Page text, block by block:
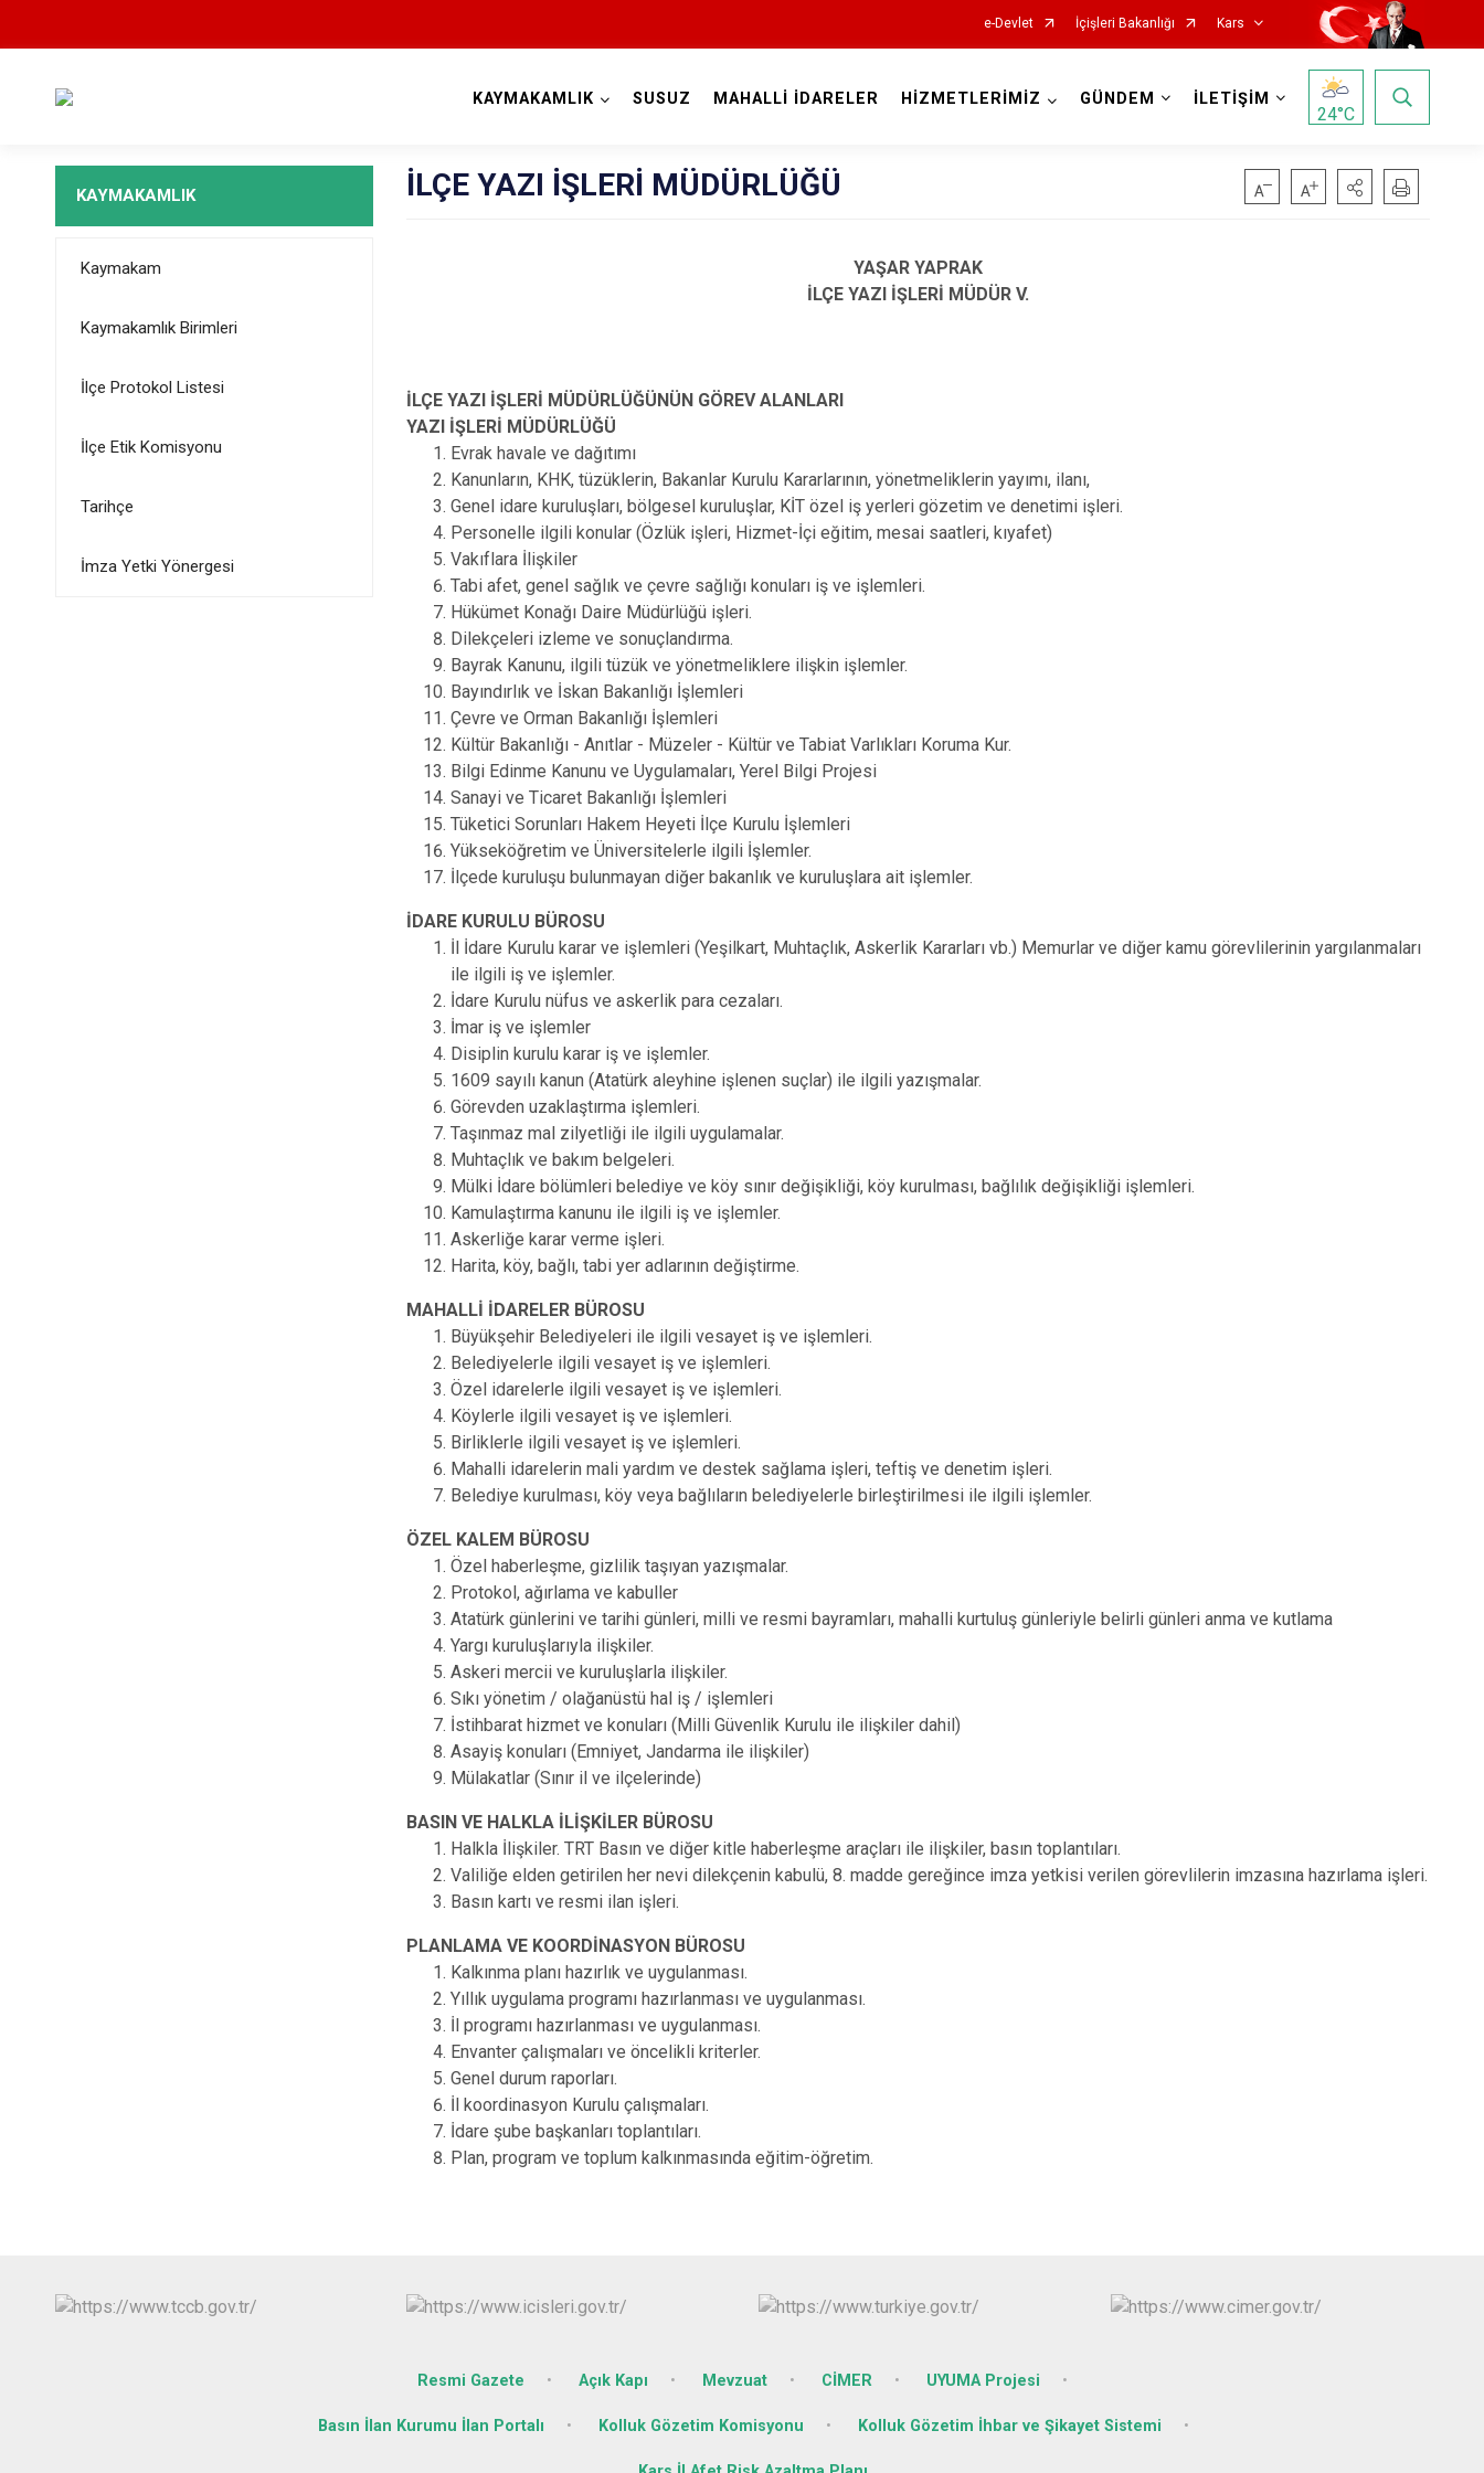
e-Devlet İçişleri Bakanlığı Kars
Sarıkamış
Selim
KAYMAKAMLIK SUSUZ MAHALLİ İDARELER HİZMETLERİMİZ GÜNDEM İLETİŞİM
24°C
KAYMAKAMLIK
Kaymakam
Kaymakamlık Birimleri
İlçe Protokol Listesi
İlçe Etik Komisyonu
Tarihçe
İmza Yetki Yönergesi
İLÇE YAZI İŞLERİ MÜDÜRLÜĞÜ
YAŞAR YAPRAK
İLÇE YAZI İŞLERİ MÜDÜR V.
İLÇE YAZI İŞLERİ MÜDÜRLÜĞÜNÜN GÖREV ALANLARI
YAZI İŞLERİ MÜDÜRLÜĞÜ
Evrak havale ve dağıtımı
Kanunların, KHK, tüzüklerin, Bakanlar Kurulu Kararlarının, yönetmeliklerin yayımı, ilanı,
Genel idare kuruluşları, bölgesel kuruluşlar, KİT özel iş yerleri gözetim ve denetimi işleri.
Personelle ilgili konular (Özlük işleri, Hizmet-İçi eğitim, mesai saatleri, kıyafet)
Vakıflara İlişkiler
Tabi afet, genel sağlık ve çevre sağlığı konuları iş ve işlemleri.
Hükümet Konağı Daire Müdürlüğü işleri.
Dilekçeleri izleme ve sonuçlandırma.
Bayrak Kanunu, ilgili tüzük ve yönetmeliklere ilişkin işlemler.
Bayındırlık ve İskan Bakanlığı İşlemleri
Çevre ve Orman Bakanlığı İşlemleri
Kültür Bakanlığı - Anıtlar - Müzeler - Kültür ve Tabiat Varlıkları Koruma Kur.
Bilgi Edinme Kanunu ve Uygulamaları, Yerel Bilgi Projesi
Sanayi ve Ticaret Bakanlığı İşlemleri
Tüketici Sorunları Hakem Heyeti İlçe Kurulu İşlemleri
Yükseköğretim ve Üniversitelerle ilgili İşlemler.
İlçede kuruluşu bulunmayan diğer bakanlık ve kuruluşlara ait işlemler.
İDARE KURULU BÜROSU
İl İdare Kurulu karar ve işlemleri (Yeşilkart, Muhtaçlık, Askerlik Kararları vb.) Memurlar ve diğer kamu görevlilerinin yargılanmaları
ile ilgili iş ve işlemler.
İdare Kurulu nüfus ve askerlik para cezaları.
İmar iş ve işlemler
Disiplin kurulu karar iş ve işlemler.
1609 sayılı kanun (Atatürk aleyhine işlenen suçlar) ile ilgili yazışmalar.
Görevden uzaklaştırma işlemleri.
Taşınmaz mal zilyetliği ile ilgili uygulamalar.
Muhtaçlık ve bakım belgeleri.
Mülki İdare bölümleri belediye ve köy sınır değişikliği, köy kurulması, bağlılık değişikliği işlemleri.
Kamulaştırma kanunu ile ilgili iş ve işlemler.
Askerliğe karar verme işleri.
Harita, köy, bağlı, tabi yer adlarının değiştirme.
MAHALLİ İDARELER BÜROSU
Büyükşehir Belediyeleri ile ilgili vesayet iş ve işlemleri.
Belediyelerle ilgili vesayet iş ve işlemleri.
Özel idarelerle ilgili vesayet iş ve işlemleri.
Köylerle ilgili vesayet iş ve işlemleri.
Birliklerle ilgili vesayet iş ve işlemleri.
Mahalli idarelerin mali yardım ve destek sağlama işleri, teftiş ve denetim işleri.
Belediye kurulması, köy veya bağlıların belediyelerle birleştirilmesi ile ilgili işlemler.
ÖZEL KALEM BÜROSU
Özel haberleşme, gizlilik taşıyan yazışmalar.
Protokol, ağırlama ve kabuller
Atatürk günlerini ve tarihi günleri, milli ve resmi bayramları, mahalli kurtuluş günleriyle belirli günleri anma ve kutlama
Yargı kuruluşlarıyla ilişkiler.
Askeri mercii ve kuruluşlarla ilişkiler.
Sıkı yönetim / olağanüstü hal iş / işlemleri
İstihbarat hizmet ve konuları (Milli Güvenlik Kurulu ile ilişkiler dahil)
Asayiş konuları (Emniyet, Jandarma ile ilişkiler)
Mülakatlar (Sınır il ve ilçelerinde)
BASIN VE HALKLA İLİŞKİLER BÜROSU
Halkla İlişkiler. TRT Basın ve diğer kitle haberleşme araçları ile ilişkiler, basın toplantıları.
Valiliğe elden getirilen her nevi dilekçenin kabulü, 8. madde gereğince imza yetkisi verilen görevlilerin imzasına hazırlama işleri.
Basın kartı ve resmi ilan işleri.
PLANLAMA VE KOORDİNASYON BÜROSU
Kalkınma planı hazırlık ve uygulanması.
Yıllık uygulama programı hazırlanması ve uygulanması.
İl programı hazırlanması ve uygulanması.
Envanter çalışmaları ve öncelikli kriterler.
Genel durum raporları.
İl koordinasyon Kurulu çalışmaları.
İdare şube başkanları toplantıları.
Plan, program ve toplum kalkınmasında eğitim-öğretim.
Resmi Gazete Açık Kapı Mevzuat CİMER UYUMA Projesi
Basın İlan Kurumu İlan Portalı Kolluk Gözetim Komisyonu Kolluk Gözetim İhbar ve Şikayet Sistemi